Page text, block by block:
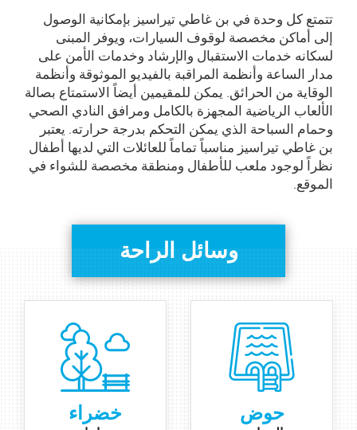
تتمتع كل وحدة في بن غاطي تيراسيز بإمكانية الوصول
إلى أماكن مخصصة لوقوف السيارات، ويوفر المبنى
لسكانه خدمات الاستقبال والإرشاد وخدمات الأمن على
مدار الساعة وأنظمة المراقبة بالفيديو الموثوقة وأنظمة
الوقاية من الحرائق. يمكن للمقيمين أيضاً الاستمتاع بصالة
الألعاب الرياضية المجهزة بالكامل ومرافق النادي الصحي
وحمام السباحة الذي يمكن التحكم بدرجة حرارته. يعتبر
بن غاطي تيراسيز مناسباً تماماً للعائلات التي لديها أطفال
نظراً لوجود ملعب للأطفال ومنطقة مخصصة للشواء في
الموقع.
وسائل الراحة
خضراء حوض